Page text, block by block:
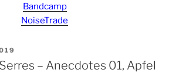
Bandcamp
NoiseTrade
– Anecdotes 01, Apfel